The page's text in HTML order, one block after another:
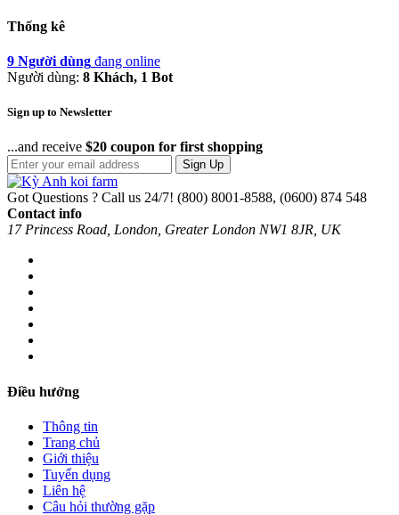
Thống kê
9 Người dùng đang online
Người dùng: 8 Khách, 1 Bot
Sign up to Newsletter
...and receive $20 coupon for first shopping
Sign Up
Got Questions ? Call us 24/7! (800) 8001-8588, (0600) 874 548
Contact info
17 Princess Road, London, Greater London NW1 8JR, UK
Điều hướng
Thông tin
Trang chủ
Giới thiệu
Tuyển dụng
Liên hệ
Câu hỏi thường gặp